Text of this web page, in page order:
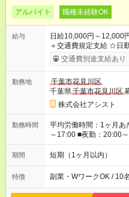
アルバイト 職種未経験OK
給与
日給10,000円～12,000
＋交通費規定支給 ☆日勤：08:00～17:00／日給1万円 ★夜勤：
20:00～05:00／日給1万2000円 -:+:-:+:-:+:-:+:-:+:-
日『2万2000円』も稼げる！ -
べる！ 日払いは、当日に『
別途支給 ■日給全額保障あり ┗予定時間より早く終わっても日給
は満額支給！ ■資格手当あり
試用期間なし
交通費別途支給あり
勤務地
千葉市花見川区
千葉県千葉市花見川区
株式会社アシスト
勤務時間
平均労働時間：1ヶ月
～17:00 ■夜勤：20:00
く終われば1現場4～8時間勤務もあり
が早く終わっても日給
日勤：08:00～17:00 ■
なります ※早く終われば1現
OK！ ☆現場が早く終わ
期間 短期（1ヶ月以内）
特徴 副業・WワークOK / 10